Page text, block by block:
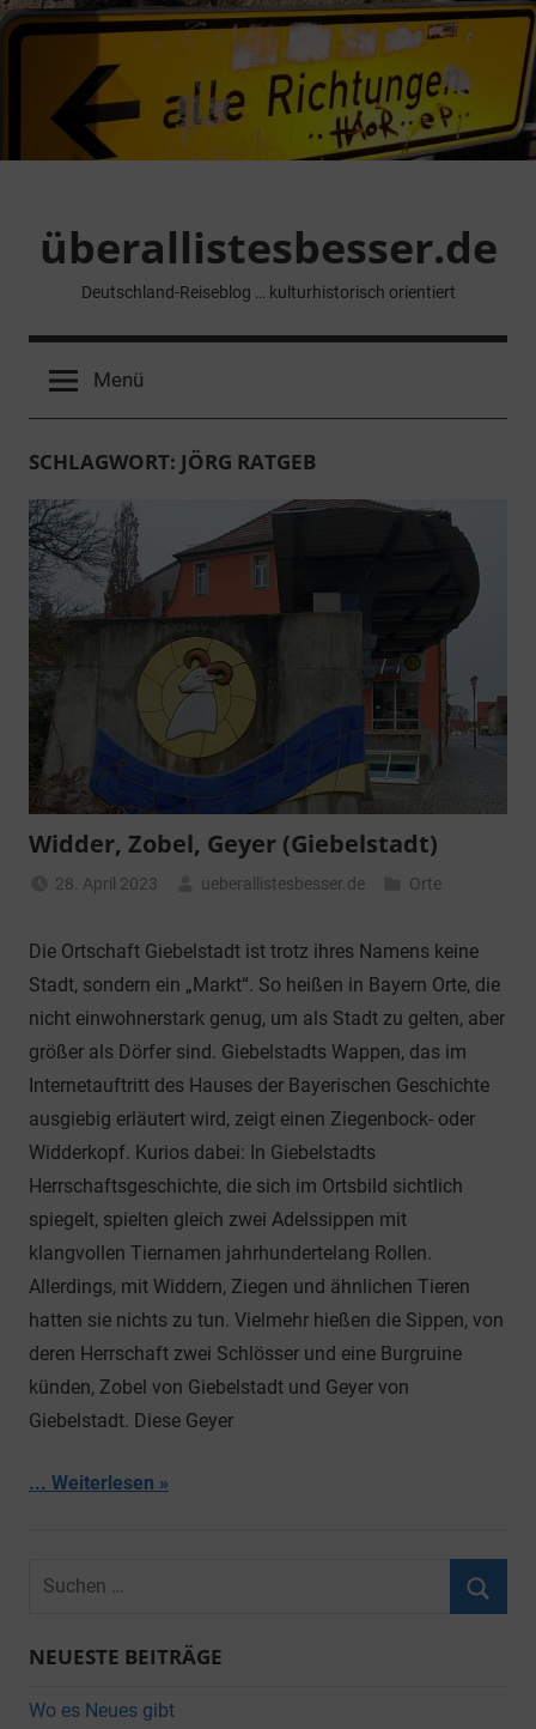
Zum
überallistesbesser.de
Deutschland-Reiseblog … kulturhistorisch orientiert
Menü
SCHLAGWORT: JÖRG RATGEB
Widder, Zobel, Geyer (Giebelstadt)
28. April 2023 ueberallistesbesser.de Orte
Die Ortschaft Giebelstadt ist trotz ihres Namens keine
Stadt, sondern ein „Markt“. So heißen in Bayern Orte, die
nicht einwohnerstark genug, um als Stadt zu gelten, aber
größer als Dörfer sind. Giebelstadts Wappen, das im
Internetauftritt des Hauses der Bayerischen Geschichte
ausgiebig erläutert wird, zeigt einen Ziegenbock- oder
Widderkopf. Kurios dabei: In Giebelstadts
Herrschaftsgeschichte, die sich im Ortsbild sichtlich
spiegelt, spielten gleich zwei Adelssippen mit
klangvollen Tiernamen jahrhundertelang Rollen.
Allerdings, mit Widdern, Ziegen und ähnlichen Tieren
hatten sie nichts zu tun. Vielmehr hießen die Sippen, von
deren Herrschaft zwei Schlösser und eine Burgruine
künden, Zobel von Giebelstadt und Geyer von
Giebelstadt. Diese Geyer
... Weiterlesen
Suchen
NEUESTE BEITRÄGE
Wo es Neues gibt